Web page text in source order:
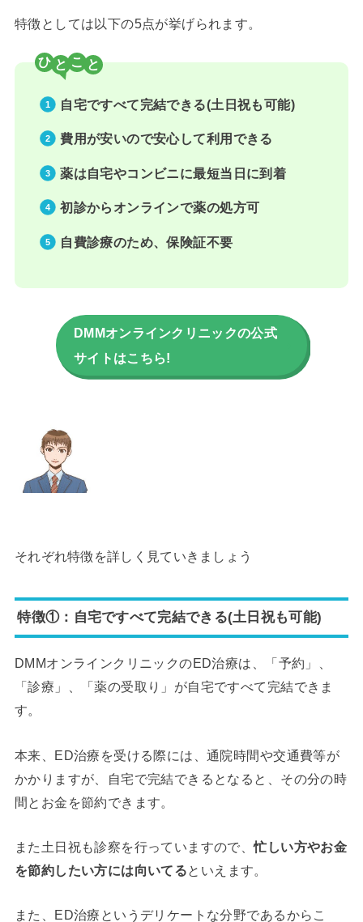
特徴としては以下の5点が挙げられます。
ひ こ
自宅ですべて完結できる(土日祝も可能)
費用が安いので安心して利用できる
薬は自宅やコンビニに最短当日に到着
初診からオンラインで薬の処方可
自費診療のため、保険証不要
DMMオンラインクリニックの公式
サイトはこちら!
それぞれ特徴を詳しく見ていきましょう
特徴①：自宅ですべて完結できる(土日祝も可能)
DMMオンラインクリニックのED治療は、「予約」、
「診療」、「薬の受取り」が自宅ですべて完結できま
す。
本来、ED治療を受ける際には、通院時間や交通費等が
かかりますが、自宅で完結できるとなると、その分の時
間とお金を節約できます。
また土日祝も診察を行っていますので、忙しい方やお金
を節約したい方には向いてるといえます。
また、ED治療というデリケートな分野であるからこ